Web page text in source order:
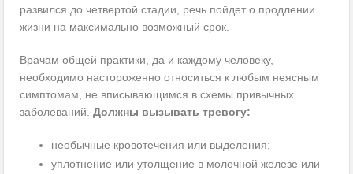
развился до четвертой стадии, речь пойдет о продлении
жизни на максимально возможный срок.
Врачам общей практики, да и каждому человеку,
необходимо настороженно относиться к любым неясным
симптомам, не вписывающимся в схемы привычных
заболеваний.Должны вызывать тревогу:
необычные кровотечения или выделения;
уплотнение или утолщение в молочной железе или